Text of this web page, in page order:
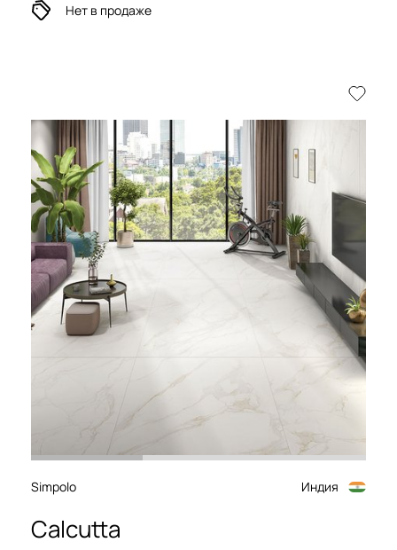
Нет в продаже
Simpolo Индия
Calcutta